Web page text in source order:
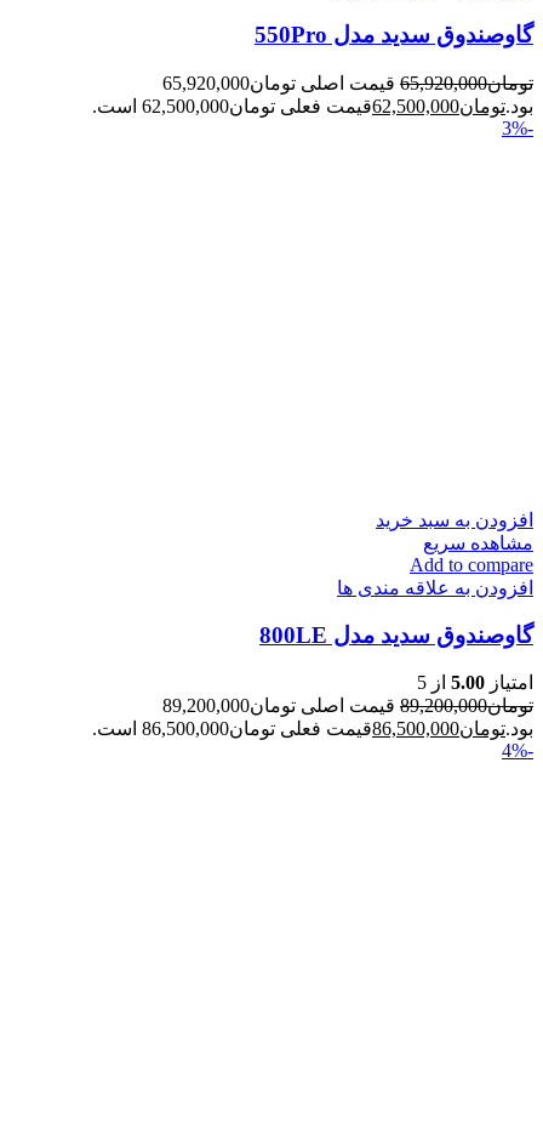
گاوصندوق سدید مدل 550Pro
تومان65,920,000
قیمت اصلی تومان65,920,000
بود.تومان62,500,000قیمت فعلی تومان62,500,000 است.
-3%
افزودن به سبد خرید
مشاهده سریع
Add to compare
افزودن به علاقه مندی ها
گاوصندوق سدید مدل 800LE
امتیاز 5.00 از 5
تومان89,200,000
قیمت اصلی تومان89,200,000
بود.تومان86,500,000قیمت فعلی تومان86,500,000 است.
-4%